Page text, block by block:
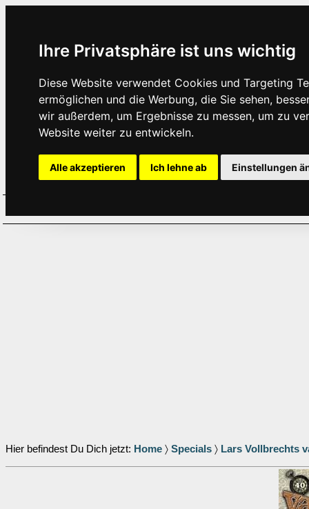
Ihre Privatsphäre ist uns wichtig
Diese Website verwendet Cookies und Targeting
ermöglichen und die Werbung, die Sie sehen,
wir außerdem, um Ergebnisse zu messen, um zu
Website weiter zu entwickeln.
Alle akzeptieren Ich lehne ab Einstellungen
Hier befindest Du Dich jetzt: Home 〉 Specials 〉 Lars Vollbrechts